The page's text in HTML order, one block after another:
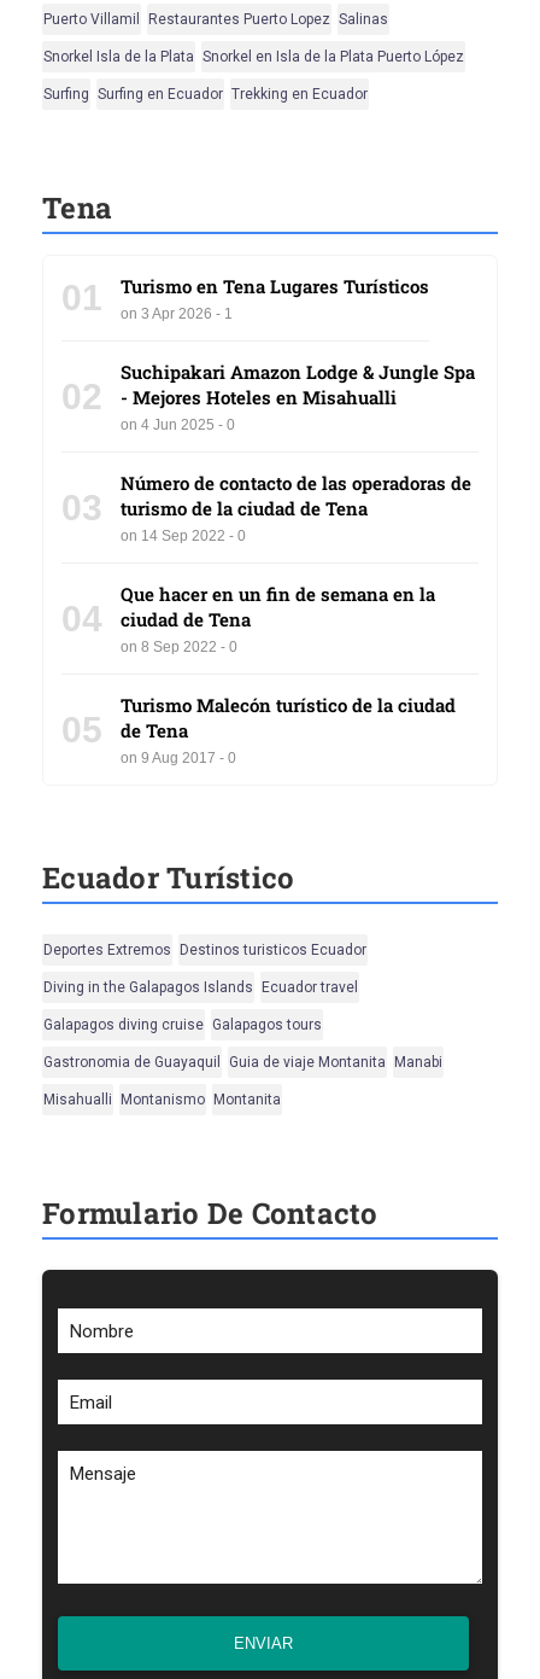
Puerto Villamil Restaurantes Puerto Lopez Salinas
Snorkel Isla de la Plata Snorkel en Isla de la Plata Puerto López
Surfing Surfing en Ecuador Trekking en Ecuador
Tena
01 Turismo en Tena Lugares Turísticos
on 3 Apr 2026 - 1
02
Suchipakari Amazon Lodge & Jungle Spa
- Mejores Hoteles en Misahualli
on 4 Jun 2025 - 0
03
Número de contacto de las operadoras de
turismo de la ciudad de Tena
on 14 Sep 2022 - 0
04
Que hacer en un fin de semana en la
ciudad de Tena
on 8 Sep 2022 - 0
05
Turismo Malecón turístico de la ciudad
de Tena
on 9 Aug 2017 - 0
Ecuador Turístico
Deportes Extremos Destinos turisticos Ecuador
Diving in the Galapagos Islands Ecuador travel
Galapagos diving cruise Galapagos tours
Gastronomia de Guayaquil Guia de viaje Montanita Manabi
Misahualli Montanismo Montanita
Formulario De Contacto
Nombre
Email
Mensaje